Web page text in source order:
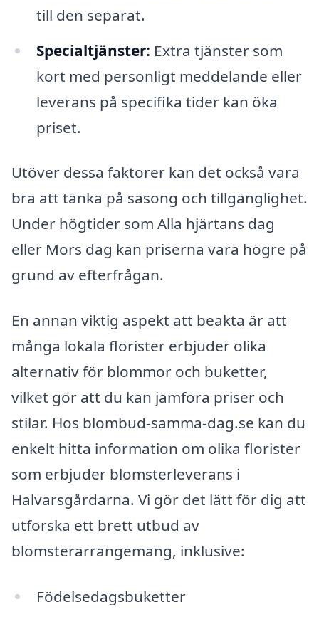
till den separat.
Specialtjänster: Extra tjänster som
kort med personligt meddelande eller
leverans på specifika tider kan öka
priset.
Utöver dessa faktorer kan det också vara
bra att tänka på säsong och tillgänglighet.
Under högtider som Alla hjärtans dag
eller Mors dag kan priserna vara högre på
grund av efterfrågan.
En annan viktig aspekt att beakta är att
många lokala florister erbjuder olika
alternativ för blommor och buketter,
vilket gör att du kan jämföra priser och
stilar. Hos blombud-samma-dag.se kan du
enkelt hitta information om olika florister
som erbjuder blomsterleverans i
Halvarsgårdarna. Vi gör det lätt för dig att
utforska ett brett utbud av
blomsterarrangemang, inklusive:
Födelsedagsbuketter